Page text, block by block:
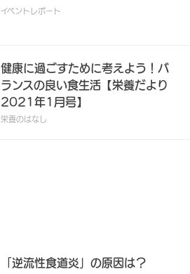
イベントレポート
健康に過ごすために考えよう！バ
ランスの良い食生活【栄養だより
2021年1月号】
栄養のはなし
「逆流性食道炎」の原因は？